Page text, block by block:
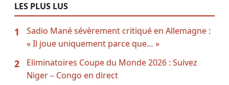
LES PLUS LUS
1
Sadio Mané sévèrement critiqué en Allemagne :
« Il joue uniquement parce que… »
2
Eliminatoires Coupe du Monde 2026 : Suivez
Niger – Congo en direct